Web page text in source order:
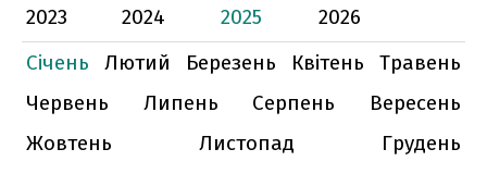
2023
2024 2025
2026
Січень
Лютий Березень Квітень
Травень
Червень
Липень Серпень
Вересень
Жовтень
Листопад
Грудень